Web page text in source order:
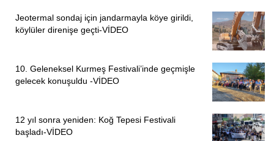
Jeotermal sondaj için jandarmayla köye girildi,
köylüler direnişe geçti-VİDEO
10. Geleneksel Kurmeş Festivali’inde geçmişle
gelecek konuşuldu -VİDEO
12 yıl sonra yeniden: Koğ Tepesi Festivali
başladı-VİDEO